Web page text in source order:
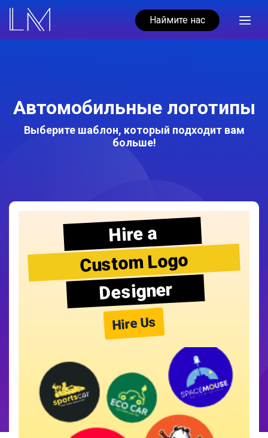
Наймите нас
Автомобильные логотипы
Выберите шаблон, который подходит вам
больше!
Hire a
Custom Logo
Designer
Hire Us